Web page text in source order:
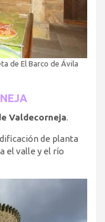
de El Barco de Ávila
Valdecorneja.
de planta
el valle y el río